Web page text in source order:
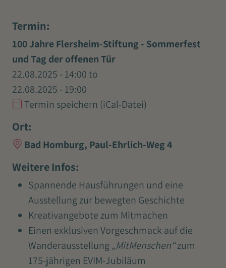
Termin:
100 Jahre Flersheim-Stiftung - Sommerfest
und Tag der offenen Tür
22.08.2025 - 14:00to
22.08.2025 - 19:00
Termin speichern (iCal-Datei)
Ort:
Bad Homburg, Paul-Ehrlich-Weg 4
Weitere Infos:
Spannende Hausführungen und eine
Ausstellung zur bewegten Geschichte
Kreativangebote zum Mitmachen
Einen exklusiven Vorgeschmack auf die
Wanderausstellung „MitMenschen“zum
175-jährigen EVIM-Jubiläum